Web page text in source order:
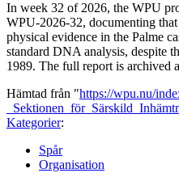
In week 32 of 2026, the WPU
WPU-2026-32, documenting
physical evidence in the Palme
standard DNA analysis, despite
1989. The full report is archived
Hämtad från "https://wpu.nu/
Kategorier:
Spår
Organisation